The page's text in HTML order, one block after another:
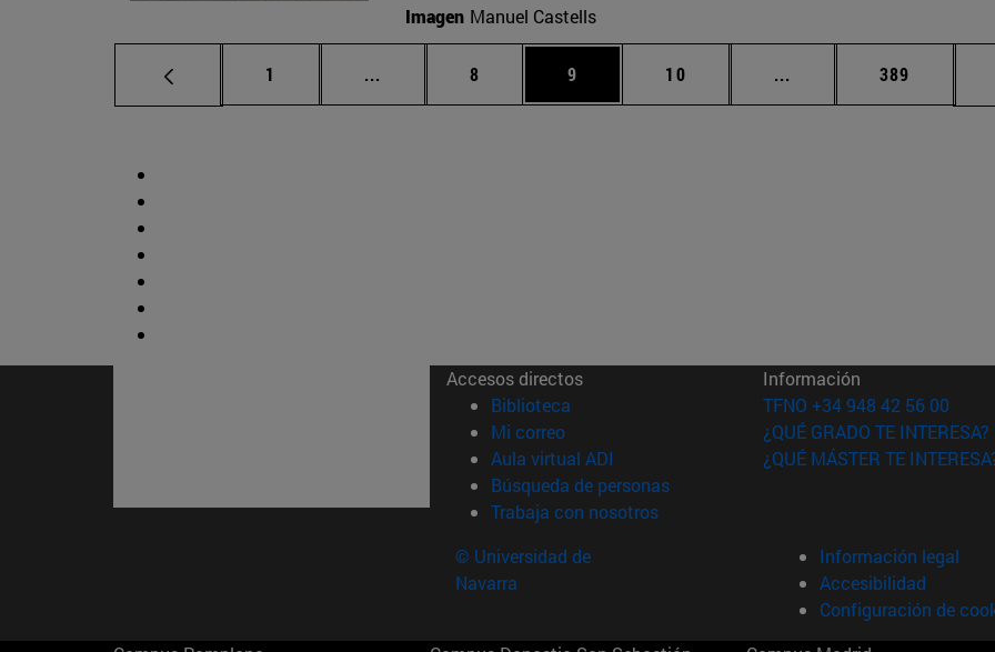
Imagen Manuel Castells
Página
1 ... Páginas intermedias Use TAB para desplazarse.
Página
8 Página
9 Página
10 ... Páginas intermedias
Página
389
Accesos directos
Biblioteca (abre en nueva ventana)
Mi correo(abre en nueva ventana)
Aula virtual ADI (abre en nueva ventana)
Búsqueda de personas(abre en nueva ventana)
Trabaja con nosotros(abre en nueva ventana)
Información
TFNO +34 948 42 56 00
¿QUÉ GRADO TE INTERESA?
¿QUÉ MÁSTER TE
© Universidad de
Navarra
Información legal
Accesibilidad
Configuración de